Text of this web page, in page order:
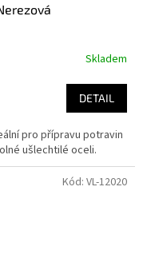
Skladem
DETAIL
pro přípravu potravin
ušlechtilé oceli.
Kód: VL-12020